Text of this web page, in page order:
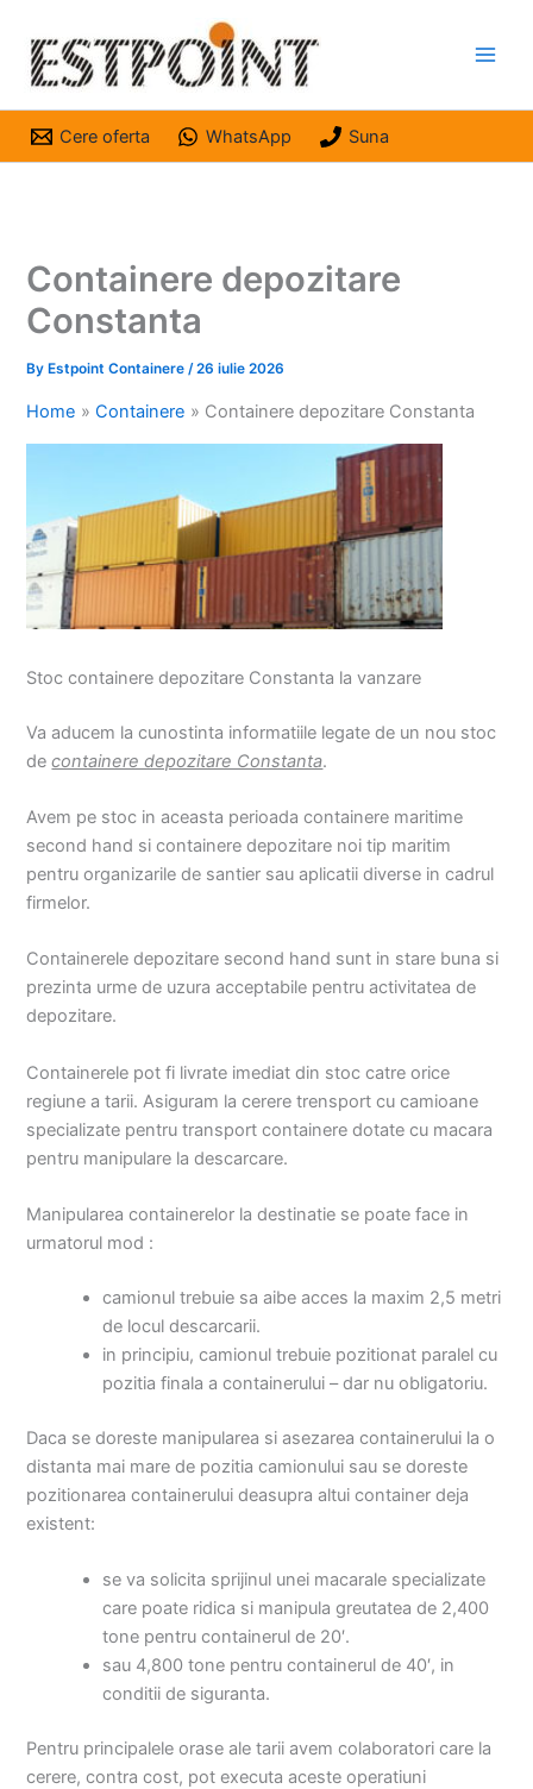
content
Cere oferta WhatsApp Suna
Containere depozitare
Constanta
By Estpoint Containere/26 iulie 2026
Home Containere Containere depozitare Constanta
Stoc containere depozitare Constanta la vanzare
Va aducem la cunostinta informatiile legate de un nou stoc
decontainere depozitare Constanta.
Avem pe stoc in aceasta perioada containere maritime
second hand si containere depozitare noi tip maritim
pentru organizarile de santier sau aplicatii diverse in cadrul
firmelor.
Containerele depozitare second hand sunt in stare buna si
prezinta urme de uzura acceptabile pentru activitatea de
depozitare.
Containerele pot fi livrate imediat din stoc catre orice
regiune a tarii. Asiguram la cerere trensport cu camioane
specializate pentru transport containere dotate cu macara
pentru manipulare la descarcare.
Manipularea containerelor la destinatie se poate face in
urmatorul mod :
camionul trebuie sa aibe acces la maxim 2,5 metri
de locul descarcarii.
in principiu, camionul trebuie pozitionat paralel cu
pozitia finala a containerului – dar nu obligatoriu.
Daca se doreste manipularea si asezarea containerului la o
distanta mai mare de pozitia camionului sau se doreste
pozitionarea containerului deasupra altui container deja
existent:
se va solicita sprijinul unei macarale specializate
care poate ridica si manipula greutatea de 2,400
tone pentru containerul de 20′.
sau 4,800 tone pentru containerul de 40′, in
conditii de siguranta.
Pentru principalele orase ale tarii avem colaboratori care la
cerere, contra cost, pot executa aceste operatiuni